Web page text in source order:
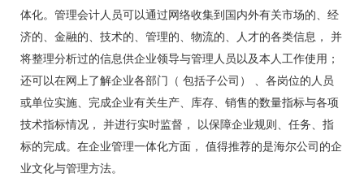
体化。管理会计人员可以通过网络收集到国内外有关市场的、经
济的、金融的、技术的、管理的、物流的、人才的各类信息， 并
将整理分析过的信息供企业领导与管理人员以及本人工作使用；
还可以在网上了解企业各部门（ 包括子公司） 、各岗位的人员
或单位实施、完成企业有关生产、库存、销售的数量指标与各项
技术指标情况， 并进行实时监督， 以保障企业规则、任务、指
标的完成。在企业管理一体化方面， 值得推荐的是海尔公司的企
业文化与管理方法。